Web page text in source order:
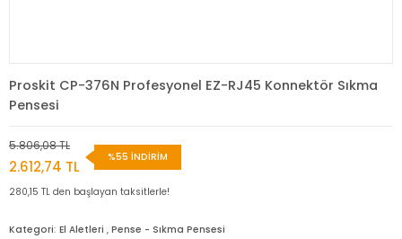
Proskit CP-376N Profesyonel EZ-RJ45 Konnektör Sıkma
Pensesi
5.806,08 TL
2.612,74 TL
%55 İNDİRİM
280,15 TL den başlayan taksitlerle!
Kategori El Aletleri , Pense - Sıkma Pensesi